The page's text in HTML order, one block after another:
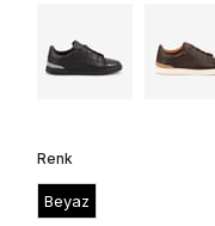
Renk
Beyaz